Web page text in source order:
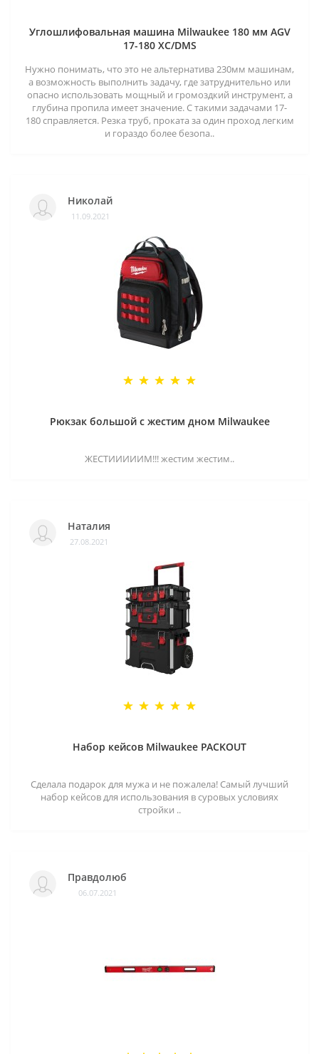
Углошлифовальная машина Milwaukee 180 мм AGV
17-180 XC/DMS
Нужно понимать, что это не альтернатива 230мм машинам,
а возможность выполнить задачу, где затруднительно или
опасно использовать мощный и громоздкий инструмент, а
глубина пропила имеет значение. С такими задачами 17-
180 справляется. Резка труб, проката за один проход легким
и гораздо более безопа..
Николай
11.09.2021
Рюкзак большой с жестим дном Milwaukee
ЖЕСТИИИИИМ!!! жестим жестим..
Наталия
27.08.2021
Набор кейсов Milwaukee PACKOUT
Сделала подарок для мужа и не пожалела! Самый лучший
набор кейсов для использования в суровых условиях
стройки ..
Правдолюб
06.07.2021